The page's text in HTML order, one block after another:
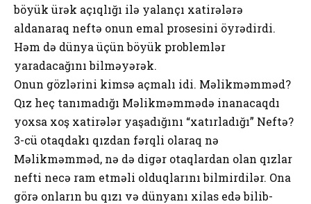
böyük ürək açıqlığı ilə yalançı xatirələrə
aldanaraq neftə onun emal prosesini öyrədirdi.
Həm də dünya üçün böyük problemlər
yaradacağını bilməyərək.
Onun gözlərini kimsə açmalı idi. Məlikməmməd?
Qız heç tanımadığı Məlikməmmədə inanacaqdı
yoxsa xoş xatirələr yaşadığını “xatırladığı” Neftə?
3-cü otaqdakı qızdan fərqli olaraq nə
Məlikməmməd, nə də digər otaqlardan olan qızlar
nefti necə ram etməli olduqlarını bilmirdilər. Ona
görə onların bu qızı və dünyanı xilas edə bilib-